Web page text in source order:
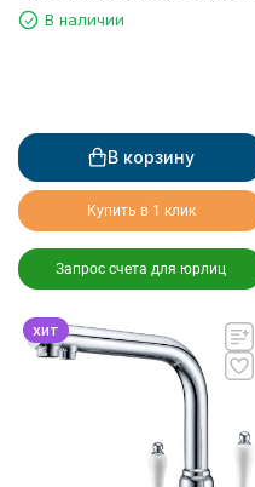
для питьевой воды, черный
мрамор
В наличии
В корзину
Купить в 1 клик
Запрос счета для юрлиц
хит